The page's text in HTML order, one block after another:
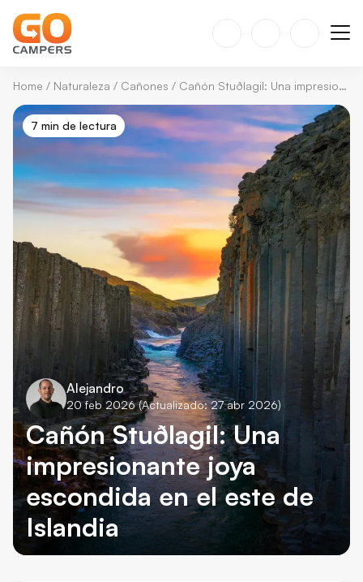
Home / Naturaleza / Cañones / Cañón Stuðlagil: Una impresionante joya escondida en el este de Islandia
7 min de lectura
Alejandro
20 feb 2026(Actualizado: 27 abr 2026)
Cañón Stuðlagil: Una
impresionante joya
escondida en el este de
Islandia